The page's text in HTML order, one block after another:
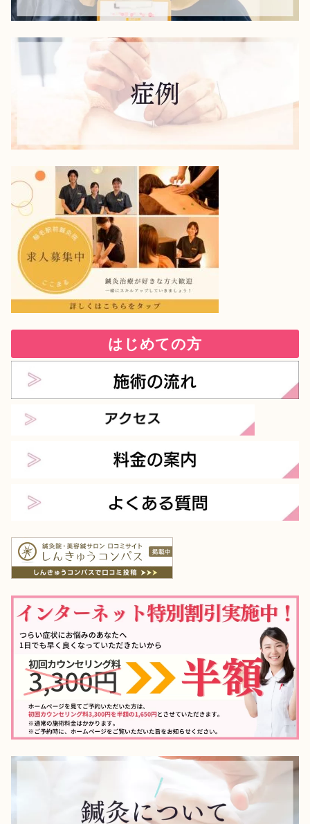
はじめての方